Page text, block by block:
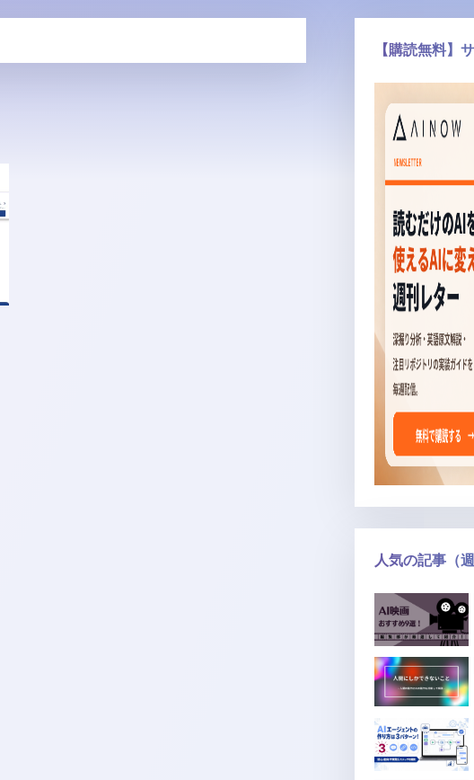
【購読無料】
人気の記事（週